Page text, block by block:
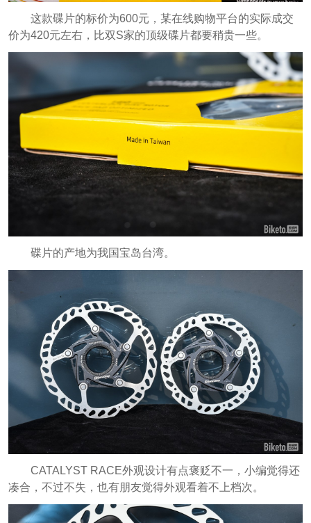
这款碟片的标价为600元，某在线购物平台的实际成交
价为420元左右，比双S家的顶级碟片都要稍贵一些。
碟片的产地为我国宝岛台湾。
CATALYST RACE外观设计有点褒贬不一，小编觉得还
凑合，不过不失，也有朋友觉得外观看着不上档次。